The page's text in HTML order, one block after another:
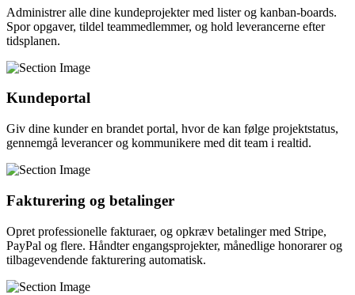
Administrer alle dine kundeprojekter med lister og kanban-boards.
Spor opgaver, tildel teammedlemmer, og hold leverancerne efter
tidsplanen.
Kundeportal
Giv dine kunder en brandet portal, hvor de kan følge projektstatus,
gennemgå leverancer og kommunikere med dit team i realtid.
Fakturering og betalinger
Opret professionelle fakturaer, og opkræv betalinger med Stripe,
PayPal og flere. Håndter engangsprojekter, månedlige honorarer og
tilbagevendende fakturering automatisk.